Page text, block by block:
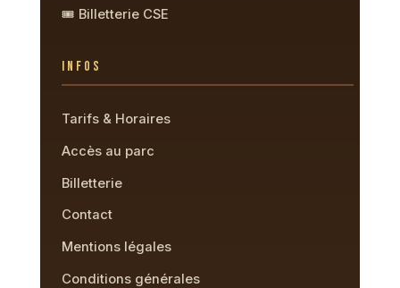
🎟️ Billetterie CSE
INFOS
Tarifs & Horaires
Accès au parc
Billetterie
Contact
Mentions légales
Conditions générales